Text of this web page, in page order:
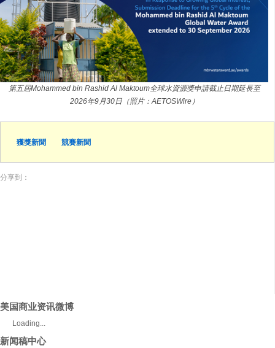
第五屆Mohammed bin Rashid Al Maktoum全球水資源獎申請截止日期延長至
2026年9月30日（照片：AETOSWire）
獲獎新聞 競賽新聞
分享到：
美国商业资讯微博
Loading...
新闻稿中心